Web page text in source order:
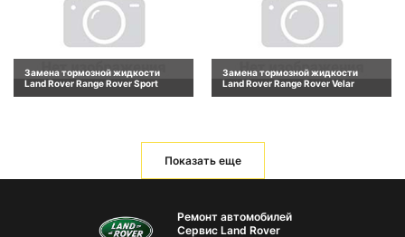
Замена тормозной жидкости
Land Rover Range Rover Sport
Замена тормозной жидкости
Land Rover Range Rover Velar
Показать еще
Ремонт автомобилей
Сервис Land Rover